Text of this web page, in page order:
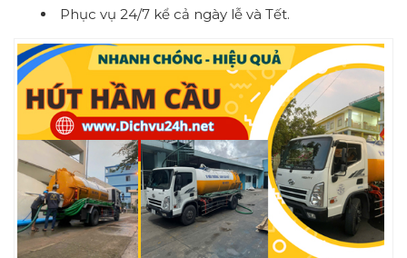
Phục vụ 24/7 kể cả ngày lễ và Tết.